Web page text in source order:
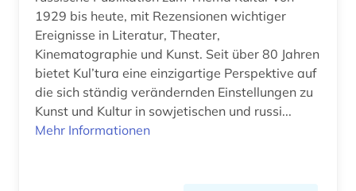
1929 bis heute, mit Rezensionen wichtiger
Ereignisse in Literatur, Theater,
Kinematographie und Kunst. Seit über 80 Jahren
bietet Kul’tura eine einzigartige Perspektive auf
die sich ständig verändernden Einstellungen zu
Kunst und Kultur in sowjetischen und russi...
Mehr Informationen